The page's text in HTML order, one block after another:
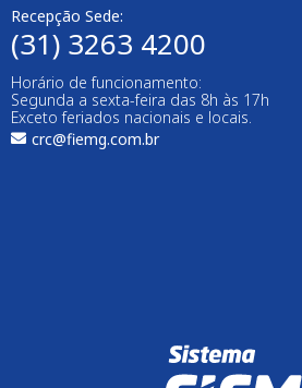
Recepção Sede:
(31) 3263 4200
Horário de funcionamento:
Segunda a sexta-feira das 8h às 17h
Exceto feriados nacionais e locais.
crc@fiemg.com.br